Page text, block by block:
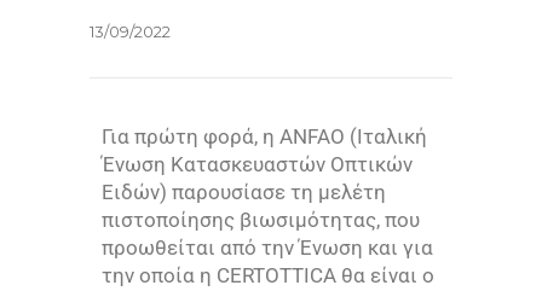
13/09/2022
Για πρώτη φορά, η ANFAO (Ιταλική
Ένωση Κατασκευαστών Οπτικών
Ειδών) παρουσίασε τη μελέτη
πιστοποίησης βιωσιμότητας, που
προωθείται από την Ένωση και για
την οποία η CERTOTTICA θα είναι ο